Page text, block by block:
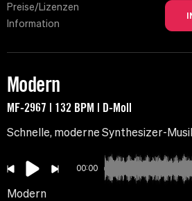
Preise/Lizenzen
Information
Modern
MF-2967 | 132 BPM | D-Moll
Schnelle, moderne Synthesizer-
00:00
Modern